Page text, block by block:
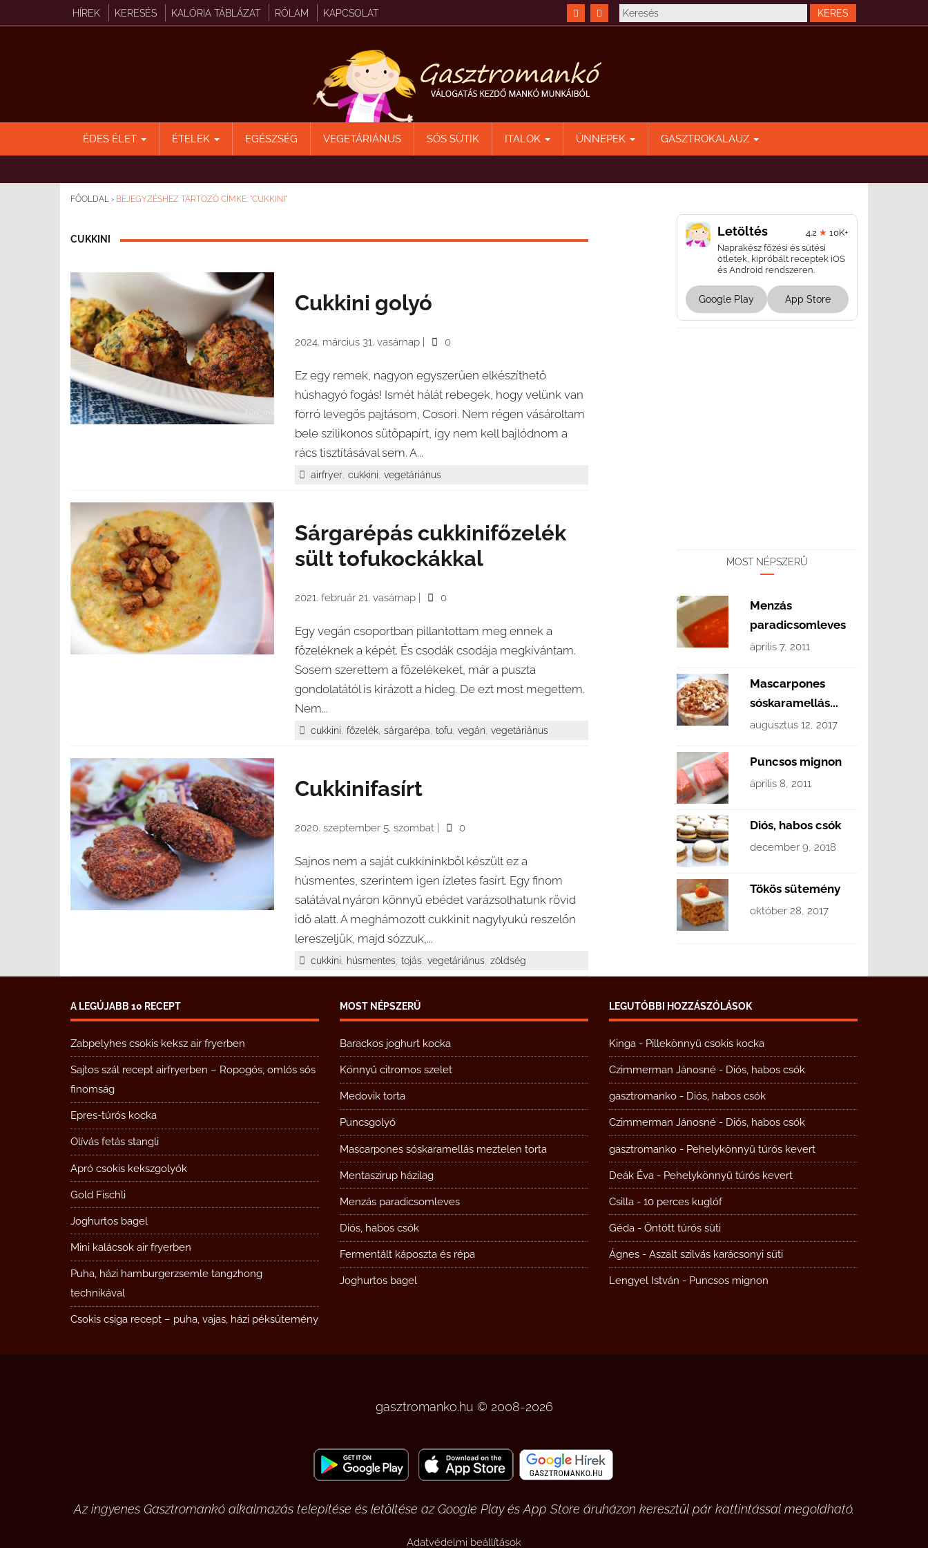
HÍREK KERESÉS KALÓRIA TÁBLÁZAT RÓLAM KAPCSOLAT
ÉDES ÉLET ÉTELEK EGÉSZSÉG VEGETÁRIÁNUS SÓS SÜTIK ITALOK ÜNNEPEK GASZTROKALAUZ
FŐOLDAL › BEJEGYZÉSHEZ TARTOZÓ CÍMKE: "CUKKINI"
CUKKINI
Cukkini golyó
2024. március 31. vasárnap 0
Ez egy remek, nagyon egyszerűen elkészíthető
húshagyó fogás! Ismét hálát rebegek, hogy velünk van
forró levegős pajtásom, Cosori. Nem régen vásároltam
bele szilikonos sütőpapírt, így nem kell bajlódnom a
rács tisztításával sem. A...
airfryer,cukkini,vegetáriánus
Sárgarépás cukkinifőzelék
sült tofukockákkal
2021. február 21. vasárnap 0
Egy vegán csoportban pillantottam meg ennek a
főzeléknek a képét. És csodák csodája megkívántam.
Sosem szerettem a főzelékeket, már a puszta
gondolatától is kirázott a hideg. De ezt most megettem.
Nem...
cukkini,főzelék,sárgarépa,tofu,vegán,vegetáriánus
Cukkinifasírt
2020. szeptember 5. szombat 0
Sajnos nem a saját cukkininkből készült ez a
húsmentes, szerintem igen ízletes fasírt. Egy finom
salátával nyáron könnyű ebédet varázsolhatunk rövid
idő alatt. A meghámozott cukkinit nagylyukú reszelőn
lereszeljük, majd sózzuk,...
cukkini, húsmentes,tojás,vegetáriánus,zöldség
Letöltés 4.2 ★ 10K+
Naprakész főzési és sütési
ötletek, kipróbált receptek iOS
és Android rendszeren.
Google Play App Store
MOST NÉPSZERŰ
Menzás
paradicsomleves
április 7, 2011
Mascarpones
sóskaramellás...
augusztus 12, 2017
Puncsos mignon
április 8, 2011
Diós, habos csók
december 9, 2018
Tökös sütemény
október 28, 2017
A LEGÚJABB 10 RECEPT
Zabpelyhes csokis keksz air fryerben
Sajtos szál recept airfryerben – Ropogós, omlós sós
finomság
Epres-túrós kocka
Olívás fetás stangli
Apró csokis kekszgolyók
Gold Fischli
Joghurtos bagel
Mini kalácsok air fryerben
Puha, házi hamburgerzsemle tangzhong
technikával
Csokis csiga recept – puha, vajas, házi péksütemény
MOST NÉPSZERŰ
Barackos joghurt kocka
Könnyű citromos szelet
Medovik torta
Puncsgolyó
Mascarpones sóskaramellás meztelen torta
Mentaszirup házilag
Menzás paradicsomleves
Diós, habos csók
Fermentált káposzta és répa
Joghurtos bagel
LEGUTÓBBI HOZZÁSZÓLÁSOK
Kinga - Pillekönnyű csokis kocka
Czimmerman Jánosné - Diós, habos csók
gasztromanko - Diós, habos csók
Czimmerman Jánosné - Diós, habos csók
gasztromanko - Pehelykönnyű túrós kevert
Deák Éva - Pehelykönnyű túrós kevert
Csilla - 10 perces kuglóf
Géda - Öntött túrós süti
Ágnes - Aszalt szilvás karácsonyi süti
Lengyel István - Puncsos mignon
gasztromanko.hu © 2008-2026
Az ingyenes Gasztromankó alkalmazás telepítése és letöltése az Google Play és App Store áruházon keresztül pár kattintással megoldható.
Adatvédelmi beállítások